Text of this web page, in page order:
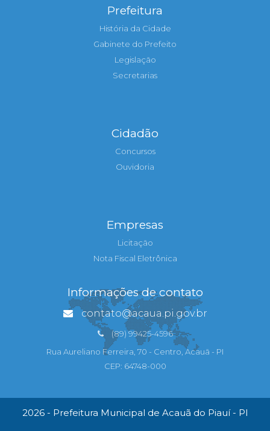
Prefeitura
História da Cidade
Gabinete do Prefeito
Legislação
Secretarias
Cidadão
Concursos
Ouvidoria
Empresas
Licitação
Nota Fiscal Eletrônica
Informações de contato
contato@acaua.pi.gov.br
(89) 99425-4596
Rua Aureliano Ferreira, 70 - Centro, Acauã - PI
CEP: 64748-000
2026 - Prefeitura Municipal de Acauã do Piauí - PI